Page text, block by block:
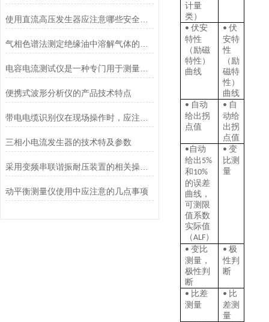
电容电流测试仪是一种专门用于测量交流电容电流的仪器
便携式波形分析仪的产品技术特点
三相小电流发生器的技术特及参数
采用变频串联谐振耐压装置的相关操作及接线步骤注意几点
动平衡测量仪使用中应注意的几点事项
计量
类）
• 伏安
特性
（励磁
特性）
曲线
• 伏
安特
性
（励
磁特
性）
曲线
• 自动
给出拐
点值
• 自
动给
出拐
点值
• 自动
给出 5%
和 10%
的误差
曲线，
可测限
值系数
实际值
（ALF）
• 变
比测
量
• 变比
测量，
极性判
断
• 极
性判
断
• 比差
测量
• 比
差测
量